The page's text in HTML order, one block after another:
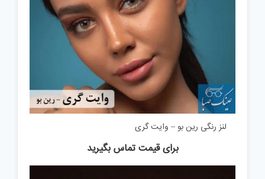
لنز رنگی رین بو – وایت گری
برای قیمت تماس بگیرید